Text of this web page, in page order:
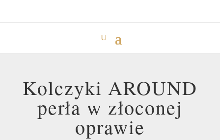
Kolczyki AROUND
perła w złoconej
oprawie